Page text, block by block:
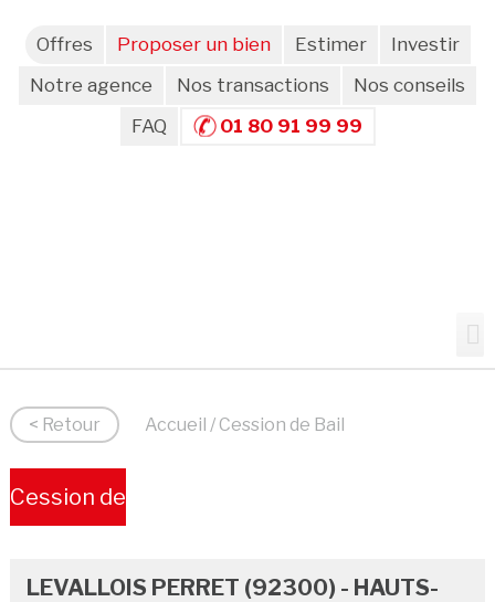
Offres Proposer un bien Estimer
Investir
Notre agence
Nos transactions
Nos conseils
FAQ
01 80 91 99 99
< Retour Accueil / Cession de Bail
Cession de
LEVALLOIS PERRET (92300) - HAUTS-